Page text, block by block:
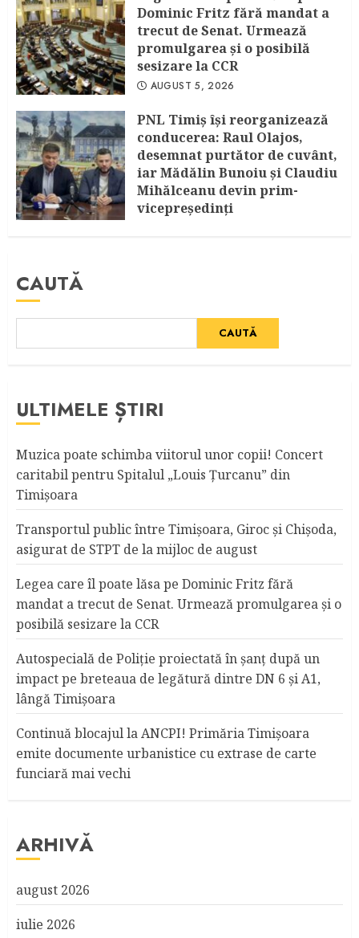
Dominic Fritz fără mandat a
trecut de Senat. Urmează
promulgarea și o posibilă
sesizare la CCR
AUGUST 5, 2026
PNL Timiș își reorganizează
conducerea: Raul Olajos,
desemnat purtător de cuvânt,
iar Mădălin Bunoiu și Claudiu
Mihălceanu devin prim-
vicepreședinți
CAUTĂ
CAUTĂ
ULTIMELE ȘTIRI
Muzica poate schimba viitorul unor copii! Concert
caritabil pentru Spitalul „Louis Ţurcanu” din
Timişoara
Transportul public între Timişoara, Giroc şi Chişoda,
asigurat de STPT de la mijloc de august
Legea care îl poate lăsa pe Dominic Fritz fără
mandat a trecut de Senat. Urmează promulgarea și o
posibilă sesizare la CCR
Autospecială de Poliție proiectată în șanț după un
impact pe breteaua de legătură dintre DN 6 și A1,
lângă Timișoara
Continuă blocajul la ANCPI! Primăria Timişoara
emite documente urbanistice cu extrase de carte
funciară mai vechi
ARHIVĂ
august 2026
iulie 2026